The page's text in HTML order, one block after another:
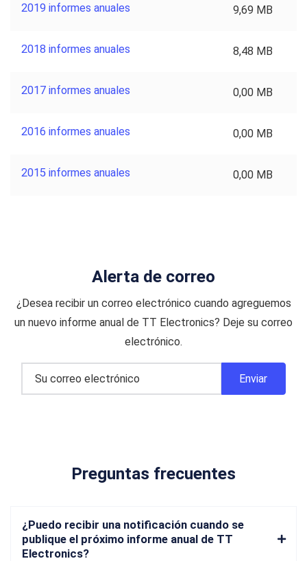
2019 informes anuales 9,69 MB
2018 informes anuales 8,48 MB
2017 informes anuales 0,00 MB
2016 informes anuales 0,00 MB
2015 informes anuales 0,00 MB
Alerta de correo
¿Desea recibir un correo electrónico cuando agreguemos
un nuevo informe anual de TT Electronics? Deje su correo
electrónico.
Preguntas frecuentes
¿Puedo recibir una notificación cuando se
publique el próximo informe anual de TT
Electronics?